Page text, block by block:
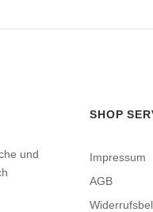
und
SHOP
Impressum
AGB